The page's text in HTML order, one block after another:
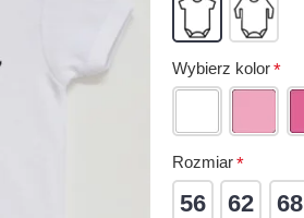
Wybierz kolor
Rozmiar
56 62 68